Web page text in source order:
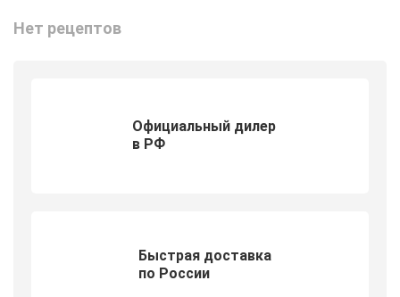
Нет рецептов
Официальный дилер
в РФ
Быстрая доставка
по России